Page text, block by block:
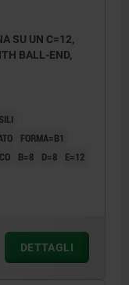
SU UN C=12,
BALL-END,
FORMA=B1
B=8 D=8
E=12
DETTAGLI